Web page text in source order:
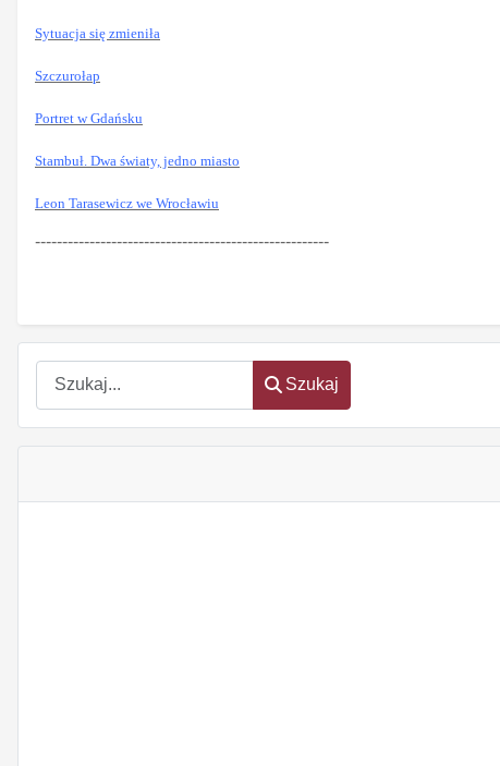
Szukaj
Szukaj
Sytuacja się zmieniła
Szczurołap
Portret w Gdańsku
Stambuł. Dwa światy, jedno miasto
Leon Tarasewicz we Wrocławiu
------------------------------------------------------